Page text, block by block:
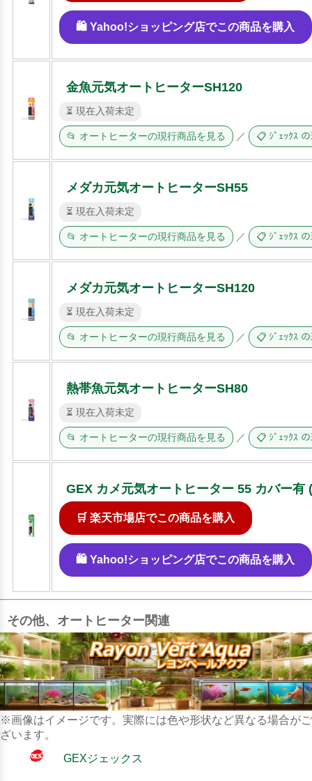
🛍️ Yahoo!ショッピング店でこの商品を購入
金魚元気オートヒーターSH120
⏳ 現在入荷未定
📂 オートヒーターの現行商品を見る ／ 📋 ｼﾞｪｯｸｽ
メダカ元気オートヒーターSH55
⏳ 現在入荷未定
📂 オートヒーターの現行商品を見る ／ 📋 ｼﾞｪｯｸｽ
メダカ元気オートヒーターSH120
⏳ 現在入荷未定
📂 オートヒーターの現行商品を見る ／ 📋 ｼﾞｪｯｸｽ
熱帯魚元気オートヒーターSH80
⏳ 現在入荷未定
📂 オートヒーターの現行商品を見る ／ 📋 ｼﾞｪｯｸｽ
GEX カメ元気オートヒーター 55 カバー有
🛒 楽天市場店でこの商品を購入
🛍️ Yahoo!ショッピング店でこの商品を購入
その他、オートヒーター関連
※画像はイメージです。実際には色や形状など異なる場合がご
ざいます。
GEXジェックス